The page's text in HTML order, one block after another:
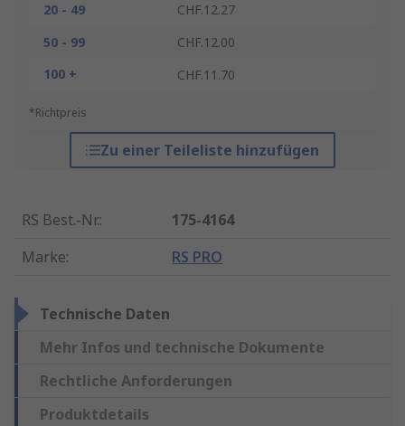
20 - 49
CHF.12.27
50 - 99
CHF.12.00
100 +
CHF.11.70
*Richtpreis
Zu einer Teileliste hinzufügen
RS Best.-Nr.:
175-4164
Marke: RS PRO
Technische Daten
Mehr Infos und technische Dokumente
Rechtliche Anforderungen
Produktdetails